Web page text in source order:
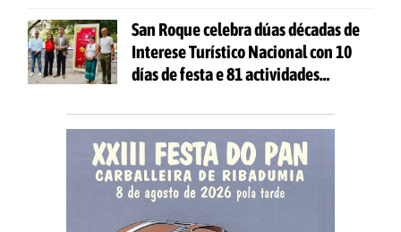
San Roque celebra dúas décadas de
Interese Turístico Nacional con 10
días de festa e 81 actividades